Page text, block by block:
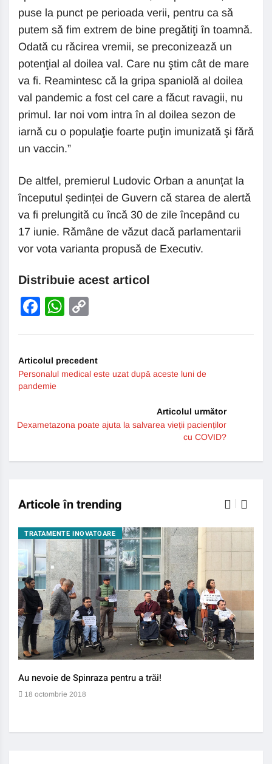
puse la punct pe perioada verii, pentru ca să
putem să fim extrem de bine pregătiţi în toamnă.
Odată cu răcirea vremii, se preconizează un
potenţial al doilea val. Care nu ştim cât de mare
va fi. Reamintesc că la gripa spaniolă al doilea
val pandemic a fost cel care a făcut ravagii, nu
primul. Iar noi vom intra în al doilea sezon de
iarnă cu o populaţie foarte puţin imunizată şi fără
un vaccin.”
De altfel, premierul Ludovic Orban a anunțat la
începutul ședinței de Guvern că starea de alertă
va fi prelungită cu încă 30 de zile începând cu
17 iunie. Rămâne de văzut dacă parlamentarii
vor vota varianta propusă de Executiv.
Distribuie acest articol
Facebook
WhatsApp
Articolul precedent
Personalul medical este uzat după aceste luni de
pandemie
Articolul următor
Dexametazona poate ajuta la salvarea vieții pacienților
cu COVID?
Articole în trending
TRATAMENTE INOVATOARE
Au nevoie de Spinraza pentru a trăi!
18 octombrie 2018